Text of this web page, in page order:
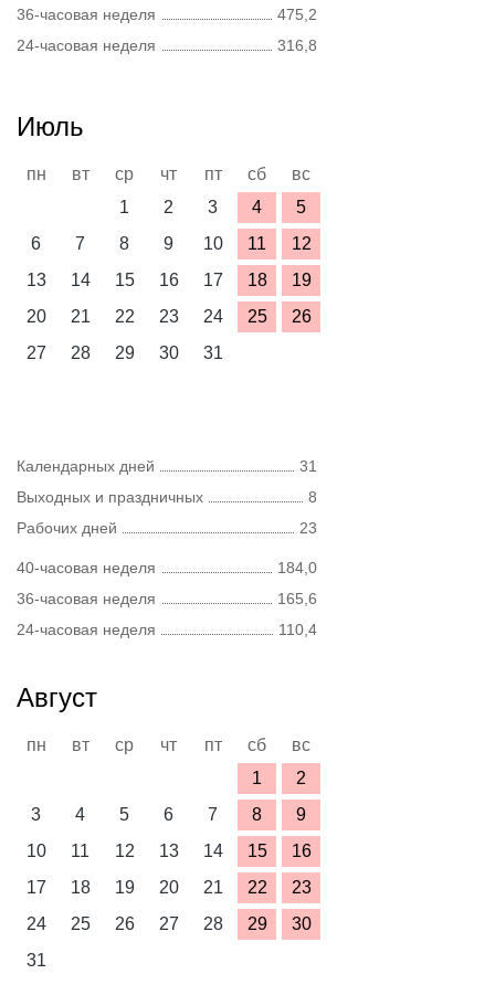
36-часовая неделя
475,2
24-часовая неделя
316,8
Июль
пн вт ср чт пт сб
вс
1
2 3 4
5
6
7 8 9 10 11
12
13
14 15 16 17 18
19
20
21 22 23 24 25
26
27
28 29 30 31
Календарных дней
31
Выходных и праздничных
8
Рабочих дней
23
40-часовая неделя
184,0
36-часовая неделя
165,6
24-часовая неделя
110,4
Август
пн вт ср чт пт сб
вс
1
2
3
4 5 6 7 8
9
10
11 12 13 14 15
16
17
18 19 20 21 22
23
24
25 26 27 28 29
30
31